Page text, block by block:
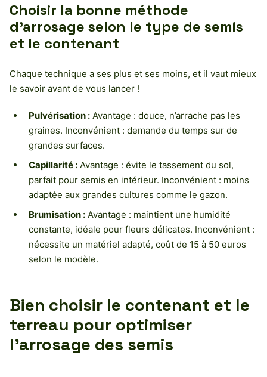
Choisir la bonne méthode
d’arrosage selon le type de semis
et le contenant
Chaque technique a ses plus et ses moins, et il vaut mieux
le savoir avant de vous lancer !
Pulvérisation : Avantage : douce, n’arrache pas les
graines. Inconvénient : demande du temps sur de
grandes surfaces.
Capillarité : Avantage : évite le tassement du sol,
parfait pour semis en intérieur. Inconvénient : moins
adaptée aux grandes cultures comme le gazon.
Brumisation : Avantage : maintient une humidité
constante, idéale pour fleurs délicates. Inconvénient :
nécessite un matériel adapté, coût de 15 à 50 euros
selon le modèle.
Bien choisir le contenant et le
terreau pour optimiser
l’arrosage des semis